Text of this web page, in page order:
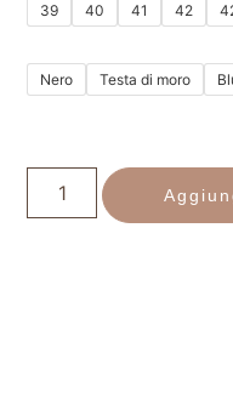
39 40 41 42
Nero Testa di moro